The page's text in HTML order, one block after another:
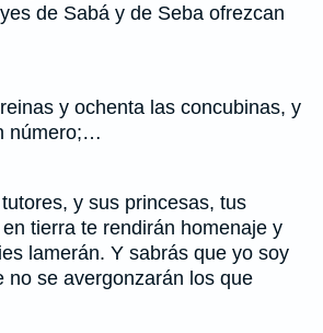
de Sabá y de Seba ofrezcan
y ochenta las concubinas, y
número;…
y sus princesas, tus
tierra te rendirán homenaje y
lamerán. Y sabrás que yo soy
no se avergonzarán los que